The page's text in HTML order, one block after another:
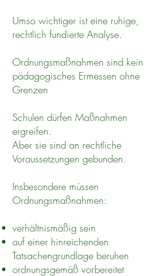
Umso wichtiger ist eine ruhige,
rechtlich fundierte Analyse.
Ordnungsmaßnahmen sind kein
pädagogisches Ermessen ohne
Grenzen
Schulen dürfen Maßnahmen
ergreifen.
Aber sie sind an rechtliche
Voraussetzungen gebunden.
Insbesondere müssen
Ordnungsmaßnahmen:
verhältnismäßig sein
auf einer hinreichenden
Tatsachengrundlage beruhen
ordnungsgemäß vorbereitet